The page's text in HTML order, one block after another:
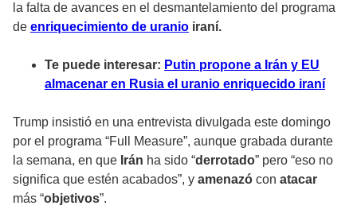
la falta de avances en el desmantelamiento del programa
de enriquecimiento de uranio iraní.
Te puede interesar: Putin propone a Irán y EU
almacenar en Rusia el uranio enriquecido iraní
Trump insistió en una entrevista divulgada este domingo
por el programa “Full Measure”, aunque grabada durante
la semana, en que Irán ha sido “derrotado” pero “eso no
significa que estén acabados”, y amenazó con atacar
más “objetivos”.